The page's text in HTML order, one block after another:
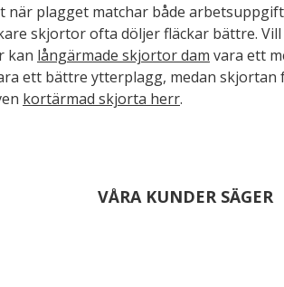
när plagget matchar både
skjortor ofta döljer fläckar bättre.
kan långärmade skjortor dam vara ett
ett bättre ytterplagg, medan
kortärmad skjorta herr.
VÅRA KUNDER SÄGER